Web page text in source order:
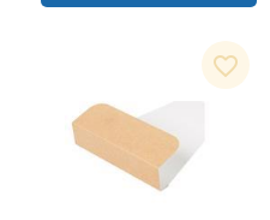
favorite_border